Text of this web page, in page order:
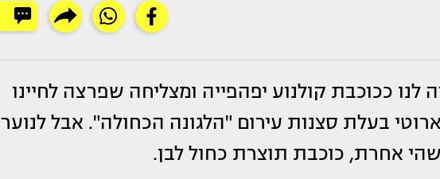
ה-70-80 היא זכורה לנו ככוכבת קולנוע יפהפייה ומצליחה שפרצה לחיינו
הגוון הארוטי בעלת סצנות עירום "הלגונה הכחולה". אבל לנוער
אחרת, כוכבת תוצרת כחול לבן.